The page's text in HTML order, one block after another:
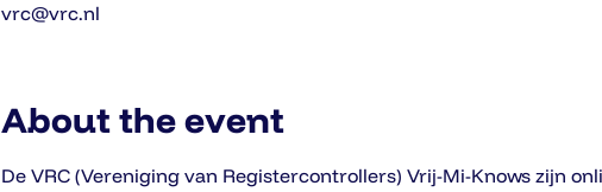
vrc@vrc.nl
About the event
De VRC (Vereniging van Registercontrollers) Vrij-Mi-Knows zijn